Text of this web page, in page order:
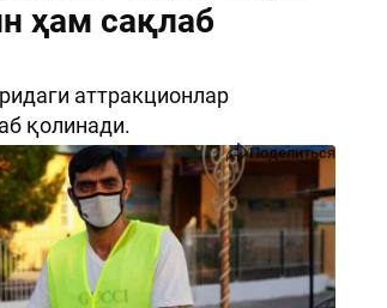
ҳам сақлаб
аттракционлар
қолинади.
Поделиться